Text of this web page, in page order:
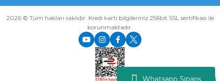
Whatsapp Sipariş
2026 © Tüm hakları saklıdır. Kredi kartı bilgileriniz 256bit SSL sertifikası ile
korunmaktadır.